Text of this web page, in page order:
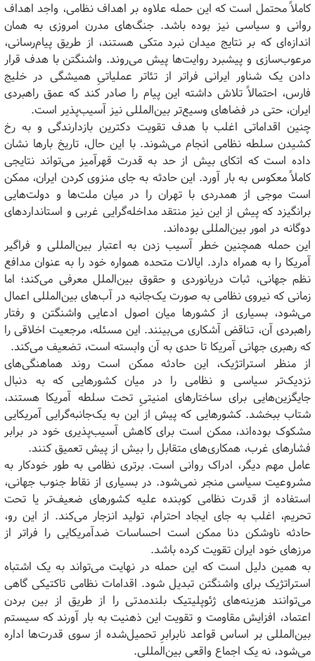
کاملاً محتمل است که این حمله علاوه بر اهداف نظامی، واجد اهداف
روانی و سیاسی نیز بوده باشد. جنگ‌های مدرن امروزی به همان
اندازه‌ای که بر نتایج میدان نبرد متکی هستند، از طریق پیام‌رسانی،
مرعوب‌سازی و پیشبرد روایت‌ها پیش می‌روند. واشنگتن با هدف قرار
دادن یک شناور ایرانی فراتر از تئاتر عملیاتیِ همیشگی در خلیج
فارس، احتمالاً تلاش داشته این پیام را صادر کند که عمق راهبردی
ایران، حتی در فضاهای وسیع‌تر بین‌المللی نیز آسیب‌پذیر است.
چنین اقداماتی اغلب با هدف تقویت دکترین بازدارندگی و به رخ
کشیدن سلطه نظامی انجام می‌شوند. با این حال، تاریخ بارها نشان
داده است که اتکای بیش از حد به قدرت قهرآمیز می‌تواند نتایجی
کاملاً معکوس به بار آورد. این حادثه به جای منزوی کردن ایران، ممکن
است موجی از همدردی با تهران را در میان ملت‌ها و دولت‌هایی
برانگیزد که پیش از این نیز منتقد مداخله‌گرایی غربی و استانداردهای
دوگانه در امور بین‌المللی بوده‌اند.
این حمله همچنین خطر آسیب زدن به اعتبار بین‌المللی و فراگیر
آمریکا را به همراه دارد. ایالات متحده همواره خود را به عنوان مدافع
نظم جهانی، ثبات دریانوردی و حقوق بین‌الملل معرفی می‌کند؛ اما
زمانی که نیروی نظامی به صورت یک‌جانبه در آب‌های بین‌المللی اعمال
می‌شود، بسیاری از کشورها میان اصول ادعایی واشنگتن و رفتار
راهبردی آن، تناقض آشکاری می‌بینند. این مسئله، مرجعیت اخلاقی را
که رهبری جهانی آمریکا تا حدی به آن وابسته است، تضعیف می‌کند.
از منظر استراتژیک، این حادثه ممکن است روند هماهنگی‌های
نزدیک‌تر سیاسی و نظامی را در میان کشورهایی که به دنبال
جایگزین‌هایی برای ساختارهای امنیتیِ تحت سلطه آمریکا هستند،
شتاب ببخشد. کشورهایی که پیش از این به یک‌جانبه‌گرایی آمریکایی
مشکوک بوده‌اند، ممکن است برای کاهش آسیب‌پذیری خود در برابر
فشارهای غرب، همکاری‌های متقابل را بیش از پیش تعمیق کنند.
عامل مهم دیگر، ادراک روانی است. برتری نظامی به طور خودکار به
مشروعیت سیاسی منجر نمی‌شود. در بسیاری از نقاط جنوب جهانی،
استفاده از قدرت نظامی کوبنده علیه کشورهای ضعیف‌تر یا تحت
تحریم، اغلب به جای ایجاد احترام، تولید انزجار می‌کند. از این رو،
حادثه ناوشکن دنا ممکن است احساسات ضدآمریکایی را فراتر از
مرزهای خود ایران تقویت کرده باشد.
به همین دلیل است که این حمله در نهایت می‌تواند به یک اشتباه
استراتژیک برای واشنگتن تبدیل شود. اقدامات نظامی تاکتیکی گاهی
می‌توانند هزینه‌های ژئوپلیتیک بلندمدتی را از طریق از بین بردن
اعتماد، افزایش مقاومت و تقویت این ذهنیت به بار آورند که سیستم
بین‌المللی بر اساس قواعد نابرابرِ تحمیل‌شده از سوی قدرت‌ها اداره
می‌شود، نه یک اجماع واقعی بین‌المللی.